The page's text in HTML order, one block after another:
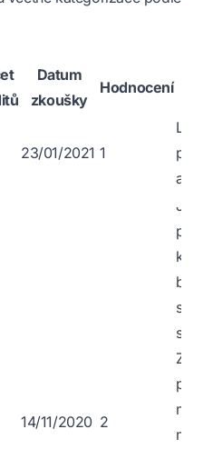
Datum
zkoušky
Hodnocení
23/01/2021 1
14/11/2020 2
se
Za